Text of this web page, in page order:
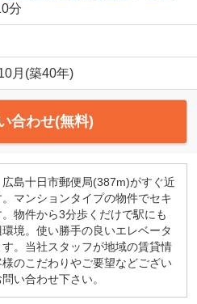
分
月(築40年)
合わせ(無料)
島十日市郵便局(387m)がすぐ近
マンションタイプの物件でセキ
物件から3分歩くだけで駅にも
境。使い勝手の良いエレベータ
。当社スタッフが地域の賃貸情
のこだわりやご要望などござい
い合わせ下さい。